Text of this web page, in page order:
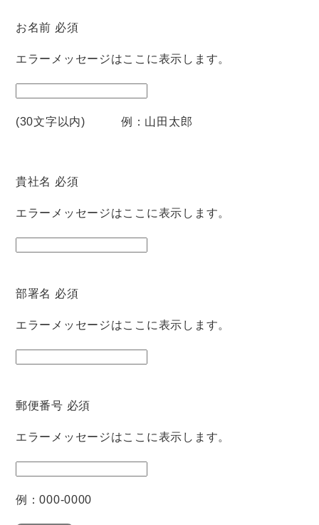
お名前 必須
エラーメッセージはここに表示します。
(30文字以内) 例：山田太郎
貴社名 必須
エラーメッセージはここに表示します。
部署名 必須
エラーメッセージはここに表示します。
郵便番号 必須
エラーメッセージはここに表示します。
例：000-0000